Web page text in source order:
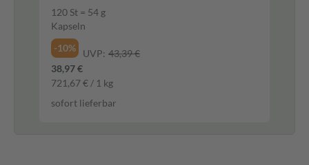
120 St = 54 g
Kapseln
-10%
UVP: 43,39 €
38,97 €
721,67 € / 1 kg
sofort lieferbar